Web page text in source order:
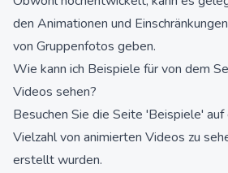
den Animationen und
von Gruppenfotos geben.
Wie kann ich Beispiele für von dem
Videos sehen?
Besuchen Sie die Seite 'Beispiele'
Vielzahl von animierten Videos zu
erstellt wurden.